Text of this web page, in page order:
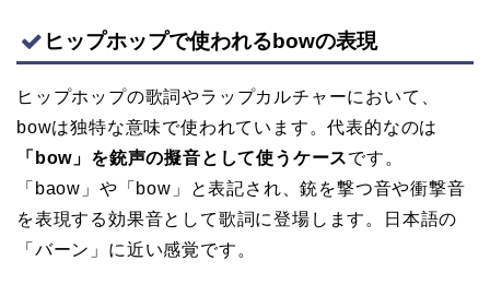
ヒップホップで使われるbowの表現
ヒップホップの歌詞やラップカルチャーにおいて、
bowは独特な意味で使われています。代表的なのは
「bow」を銃声の擬音として使うケースです。
「baow」や「bow」と表記され、銃を撃つ音や衝撃音
を表現する効果音として歌詞に登場します。日本語の
「バーン」に近い感覚です。